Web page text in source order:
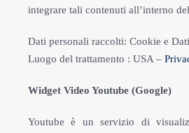
integrare tali contenuti all’interno
Dati personali raccolti: Cookie e
Luogo del trattamento : USA –
Widget Video Youtube (Google)
Youtube è un servizio di